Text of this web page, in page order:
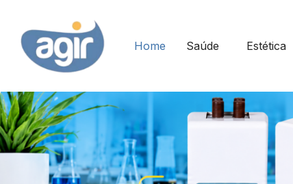
Home Saúde Estética